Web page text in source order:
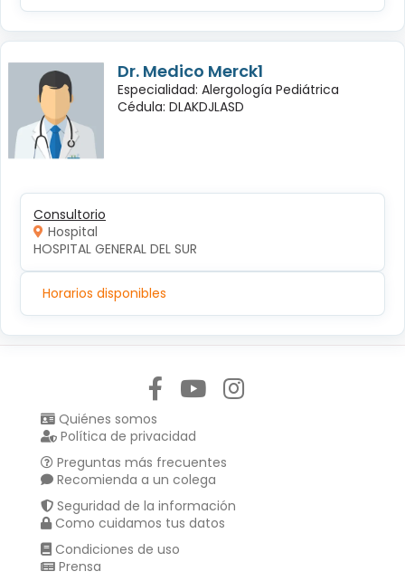
Dr. Medico Merck1
Especialidad: Alergología Pediátrica
Cédula: DLAKDJLASD
Consultorio
Hospital
HOSPITAL GENERAL DEL SUR
Horarios disponibles
Quiénes somos
Política de privacidad
Preguntas más frecuentes
Recomienda a un colega
Seguridad de la información
Como cuidamos tus datos
Condiciones de uso
Prensa